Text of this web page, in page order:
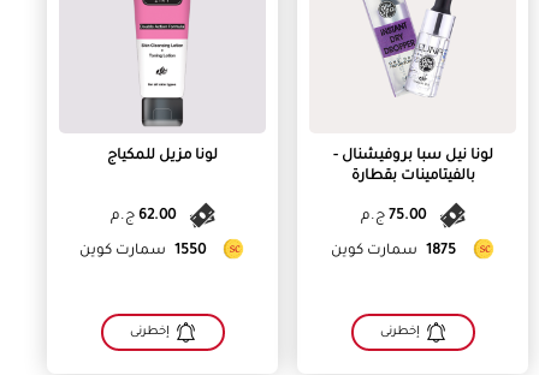
لونا نيل سبا بروفيشنال -
بالفيتامينات بقطارة
75.00 ج.م
1875 سمارت كوين
إخطرنى
لونا مزيل للمكياج
62.00 ج.م
1550 سمارت كوين
إخطرنى